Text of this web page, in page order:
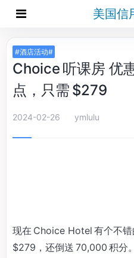
美国信
#酒店活动#
Choice 听课房 优
点，只需 $279
2024-02-26 ymlulu
现在 Choice Hotel 有个不
$279，还倒送 70,000 积分。